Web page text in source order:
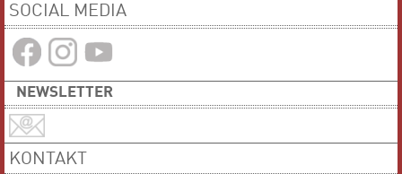
SOCIAL MEDIA
NEWSLETTER
KONTAKT